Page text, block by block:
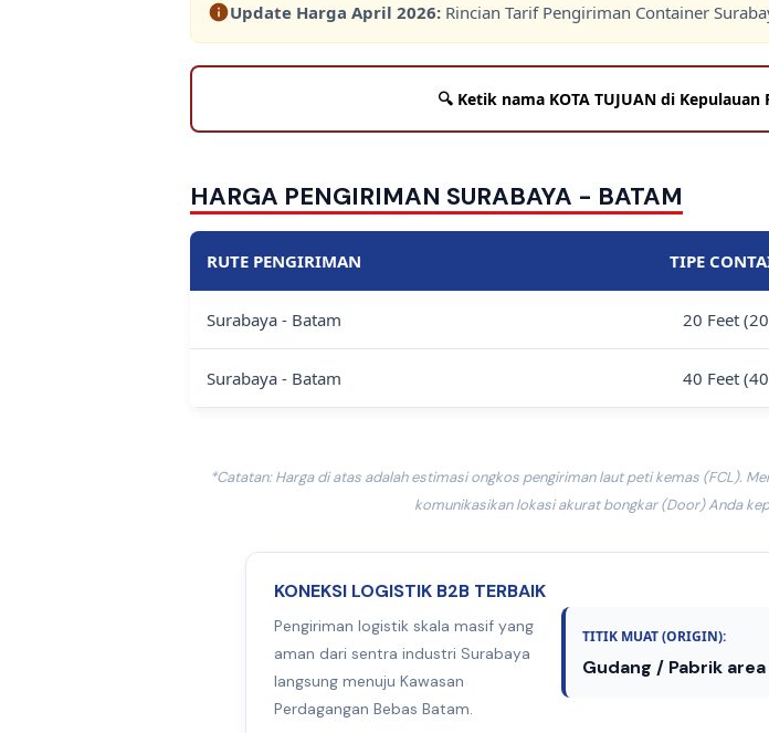
Update Harga April 2026: Rincian Tarif Pengiriman Container
HARGA PENGIRIMAN SURABAYA - BATAM
RUTE PENGIRIMAN TIPE
Surabaya - Batam 20 Feet
Surabaya - Batam 40 Feet
*Catatan: Harga di atas adalah estimasi ongkos pengiriman laut peti kemas (FCL).
komunikasikan lokasi akurat bongkar (Door) Anda
KONEKSI LOGISTIK B2B TERBAIK
Pengiriman logistik skala masif yang
aman dari sentra industri Surabaya
langsung menuju Kawasan
Perdagangan Bebas Batam.
TITIK MUAT (ORIGIN):
Gudang / Pabrik